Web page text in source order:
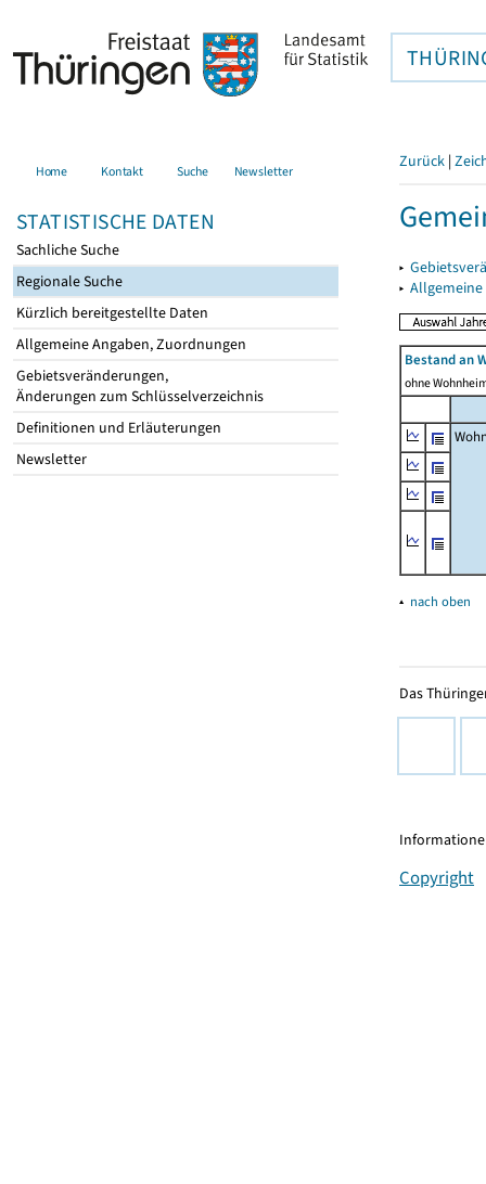
Home Kontakt Suche Newsletter
STATISTISCHE DATEN
Sachliche Suche
Regionale Suche
Kürzlich bereitgestellte Daten
Allgemeine Angaben, Zuordnungen
Gebietsveränderungen,
Änderungen zum Schlüsselverzeichnis
Definitionen und Erläuterungen
Newsletter
Zurück |
▸
▸
Bestand an
ohne
▴ nach oben
Das
Copyright